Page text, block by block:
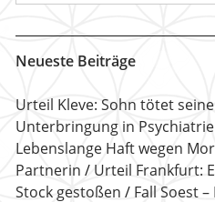
Neueste Beiträge
Urteil Kleve: Sohn tötet
Unterbringung in Psychiatrie
Lebenslange Haft wegen
Partnerin
Urteil Frankfurt:
Stock gestoßen
Fall Soest